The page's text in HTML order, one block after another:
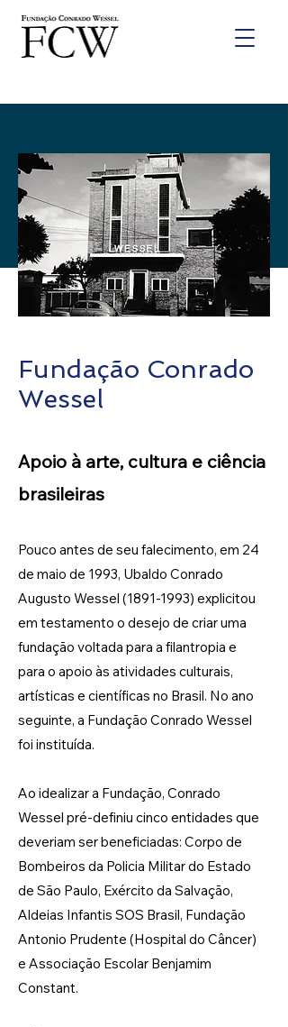
Fundação Conrado
Wessel
Apoio à arte, cultura e ciência
brasileiras
Pouco antes de seu falecimento, em 24
de maio de 1993, Ubaldo Conrado
Augusto Wessel (1891-1993) explicitou
em testamento o desejo de criar uma
fundação voltada para a filantropia e
para o apoio às atividades culturais,
artísticas e científicas no Brasil. No ano
seguinte, a Fundação Conrado Wessel
foi instituída.
Ao idealizar a Fundação, Conrado
Wessel pré-definiu cinco entidades que
deveriam ser beneficiadas: Corpo de
Bombeiros da Policia Militar do Estado
de São Paulo, Exército da Salvação,
Aldeias Infantis SOS Brasil, Fundação
Antonio Prudente (Hospital do Câncer)
e Associação Escolar Benjamim
Constant.